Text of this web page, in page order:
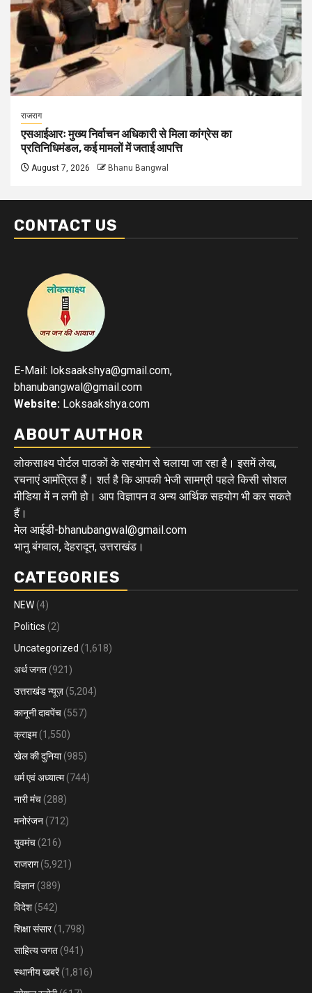
राजराग
एसआईआरः मुख्य निर्वाचन अधिकारी से मिला कांग्रेस का
प्रतिनिधिमंडल, कई मामलों में जताई आपत्ति
August 7, 2026 Bhanu Bangwal
CONTACT US
E-Mail: loksaakshya@gmail.com,
bhanubangwal@gmail.com
Website: Loksaakshya.com
ABOUT AUTHOR
लोकसाक्ष्य पोर्टल पाठकों के सहयोग से चलाया जा रहा है। इसमें लेख,
रचनाएं आमंत्रित हैं। शर्त है कि आपकी भेजी सामग्री पहले किसी सोशल
मीडिया में न लगी हो। आप विज्ञापन व अन्य आर्थिक सहयोग भी कर सकते
हैं।
मेल आईडी-bhanubangwal@gmail.com
भानु बंगवाल, देहरादून, उत्तराखंड।
CATEGORIES
NEW (4)
Politics (2)
Uncategorized (1,618)
अर्थ जगत (921)
उत्तराखंड न्यूज़ (5,204)
कानूनी दावपेंच (557)
क्राइम(1,550)
खेल की दुनिया(985)
धर्म एवं अध्यात्म(744)
नारी मंच (288)
मनोरंजन (712)
युवमंच (216)
राजराग(5,921)
विज्ञान (389)
विदेश (542)
शिक्षा संसार(1,798)
साहित्य जगत (941)
स्थानीय खबरें(1,816)